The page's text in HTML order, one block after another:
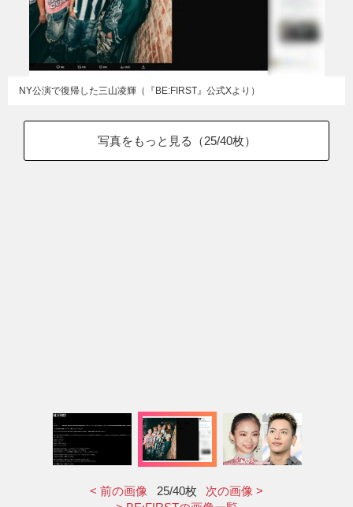
NY公演で復帰した三山凌輝（『BE:FIRST』公式Xより）
写真をもっと見る（25/40枚）
< 前の画像 25/40枚
次の画像 >